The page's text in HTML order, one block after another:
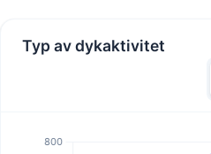
Typ av dykaktivitet